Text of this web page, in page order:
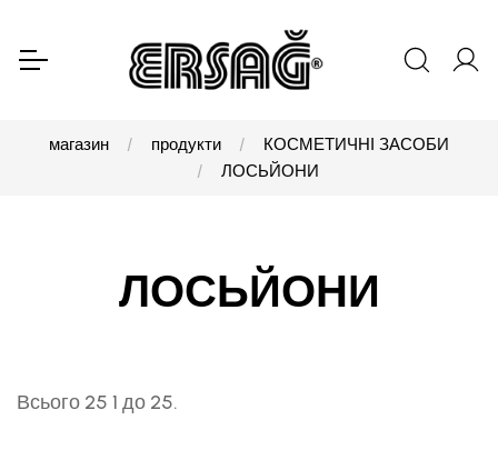
магазин продукти
КОСМЕТИЧНІ ЗАСОБИ
ЛОСЬЙОНИ
ЛОСЬЙОНИ
Всього 25 1 до 25.